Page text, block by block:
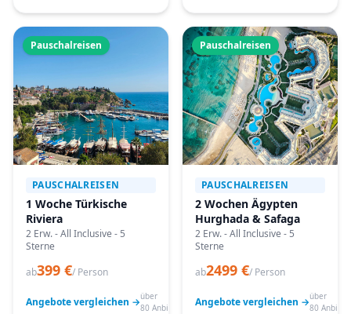
Pauschalreisen
PAUSCHALREISEN
1 Woche Türkische
Riviera
2 Erw. - All Inclusive - 5
Sterne
ab399 €/ Person
Angebote vergleichen →über
80 Anbieter
Pauschalreisen
PAUSCHALREISEN
2 Wochen Ägypten
Hurghada & Safaga
2 Erw. - All Inclusive - 5
Sterne
ab2499 €/ Person
Angebote vergleichen →über
80